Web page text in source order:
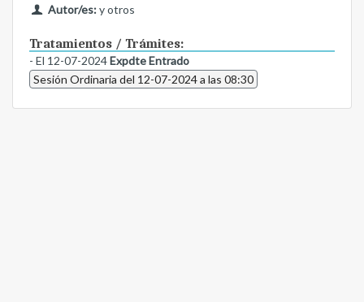
Autor/es:y otros
Tratamientos / Trámites:
- El 12-07-2024Expdte Entrado
Sesión Ordinaria del 12-07-2024 a las 08:30